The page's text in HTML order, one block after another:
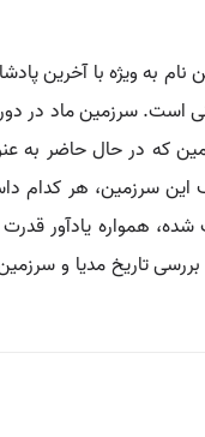
به ویژه با آخرین
سرزمین ماد در
که در حال حاضر به
سرزمین، هر کدام
شده، همواره یادآور
تاریخ مدیا و